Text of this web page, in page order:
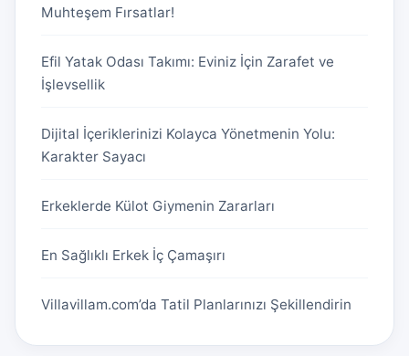
Muhteşem Fırsatlar!
Efil Yatak Odası Takımı: Eviniz İçin Zarafet ve
İşlevsellik
Dijital İçeriklerinizi Kolayca Yönetmenin Yolu:
Karakter Sayacı
Erkeklerde Külot Giymenin Zararları
En Sağlıklı Erkek İç Çamaşırı
Villavillam.com’da Tatil Planlarınızı Şekillendirin